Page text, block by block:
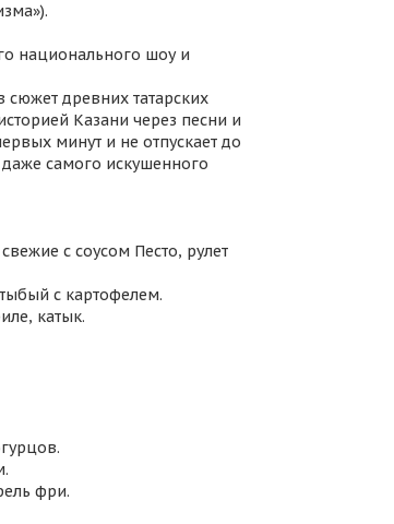
национального шоу и
сюжет древних татарских
Казани через песни и
минут и не отпускает до
самого искушенного
с соусом Песто, рулет
с картофелем.
катык.
фри.